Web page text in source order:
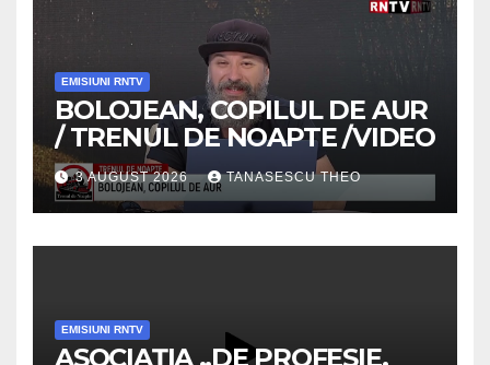
EMISIUNI RNTV
BOLOJEAN, COPILUL DE AUR
/ TRENUL DE NOAPTE /VIDEO
3 AUGUST 2026 TANASESCU THEO
EMISIUNI RNTV
ASOCIAȚIA „DE PROFESIE,